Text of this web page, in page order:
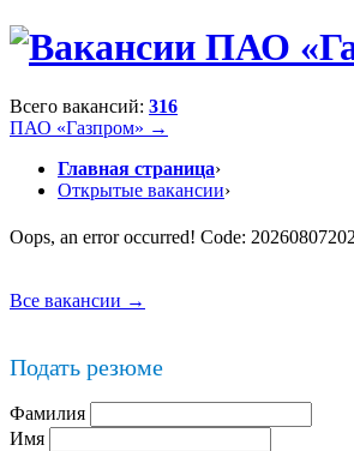
Всего вакансий: 316
ПАО «Газпром» →
Главная страница›
Открытые вакансии›
Oops, an error occurred! Code:
Все вакансии →
Подать резюме
Фамилия
Имя